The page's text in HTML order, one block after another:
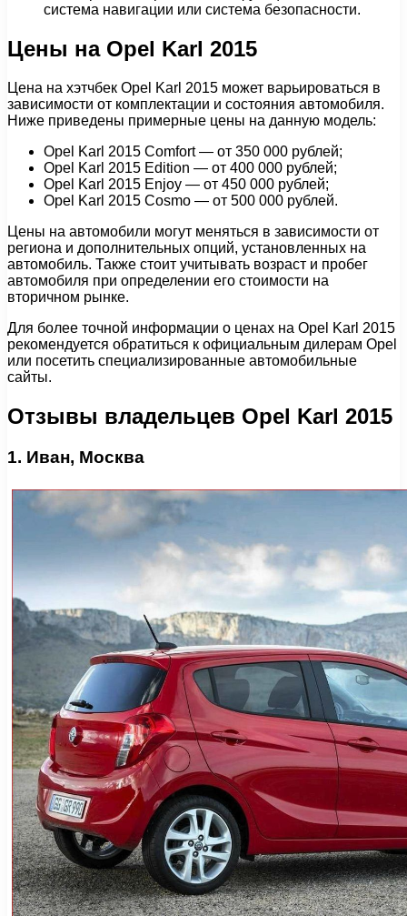
система навигации или система безопасности.
Цены на Opel Karl 2015
Цена на хэтчбек Opel Karl 2015 может варьироваться в
зависимости от комплектации и состояния автомобиля.
Ниже приведены примерные цены на данную модель:
Opel Karl 2015 Comfort — от 350 000 рублей;
Opel Karl 2015 Edition — от 400 000 рублей;
Opel Karl 2015 Enjoy — от 450 000 рублей;
Opel Karl 2015 Cosmo — от 500 000 рублей.
Цены на автомобили могут меняться в зависимости от
региона и дополнительных опций, установленных на
автомобиль. Также стоит учитывать возраст и пробег
автомобиля при определении его стоимости на
вторичном рынке.
Для более точной информации о ценах на Opel Karl 2015
рекомендуется обратиться к официальным дилерам Opel
или посетить специализированные автомобильные
сайты.
Отзывы владельцев Opel Karl 2015
1. Иван, Москва